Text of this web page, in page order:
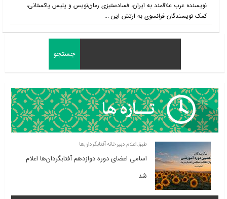
نویسنده عرب علاقمند به ایران، فسادستیزی رمان‌نویس و پلیس پاکستانی،
کمک نویسندگان فرانسوی به ارتش این ...
طبق اعلام دبیرخانه آفتابگردان‌ها
اسامی اعضای دوره دوازدهم آفتابگردان‌ها اعلام
شد